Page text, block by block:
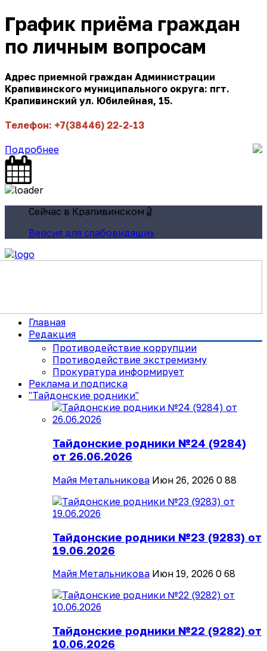
График приёма граждан
по личным вопросам
Адрес приемной граждан Администрации
Крапивинского муниципального округа: пгт.
Крапивинский ул. Юбилейная, 15.
Телефон: +7(38446) 22-2-13
Подробнее
Сейчас в Крапивинском
Версия для слабовидящих
Главная
Редакция
Противодействие коррупции
Противодействие экстремизму
Прокуратура информирует
Реклама и подписка
"Тайдонские родники"
Тайдонские родники №24 (9284)
от 26.06.2026
Майя Метальникова Июн 26, 2026 0 88
Тайдонские родники №23 (9283) от
19.06.2026
Майя Метальникова Июн 19, 2026 0 68
Тайдонские родники №22 (9282) от
10.06.2026